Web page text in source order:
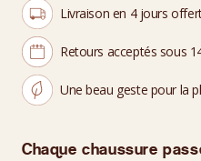
Livraison en 4 jours
Retours acceptés sous
Une beau geste pour la
Chaque chaussure